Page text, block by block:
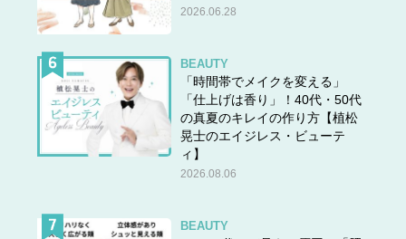
2026.06.28
BEAUTY
「時間帯でメイクを変える」
「仕上げは香り」！40代・50代
の真夏のキレイの作り方【植松
晃士のエイジレス・ビューテ
ィ】
2026.08.06
BEAUTY